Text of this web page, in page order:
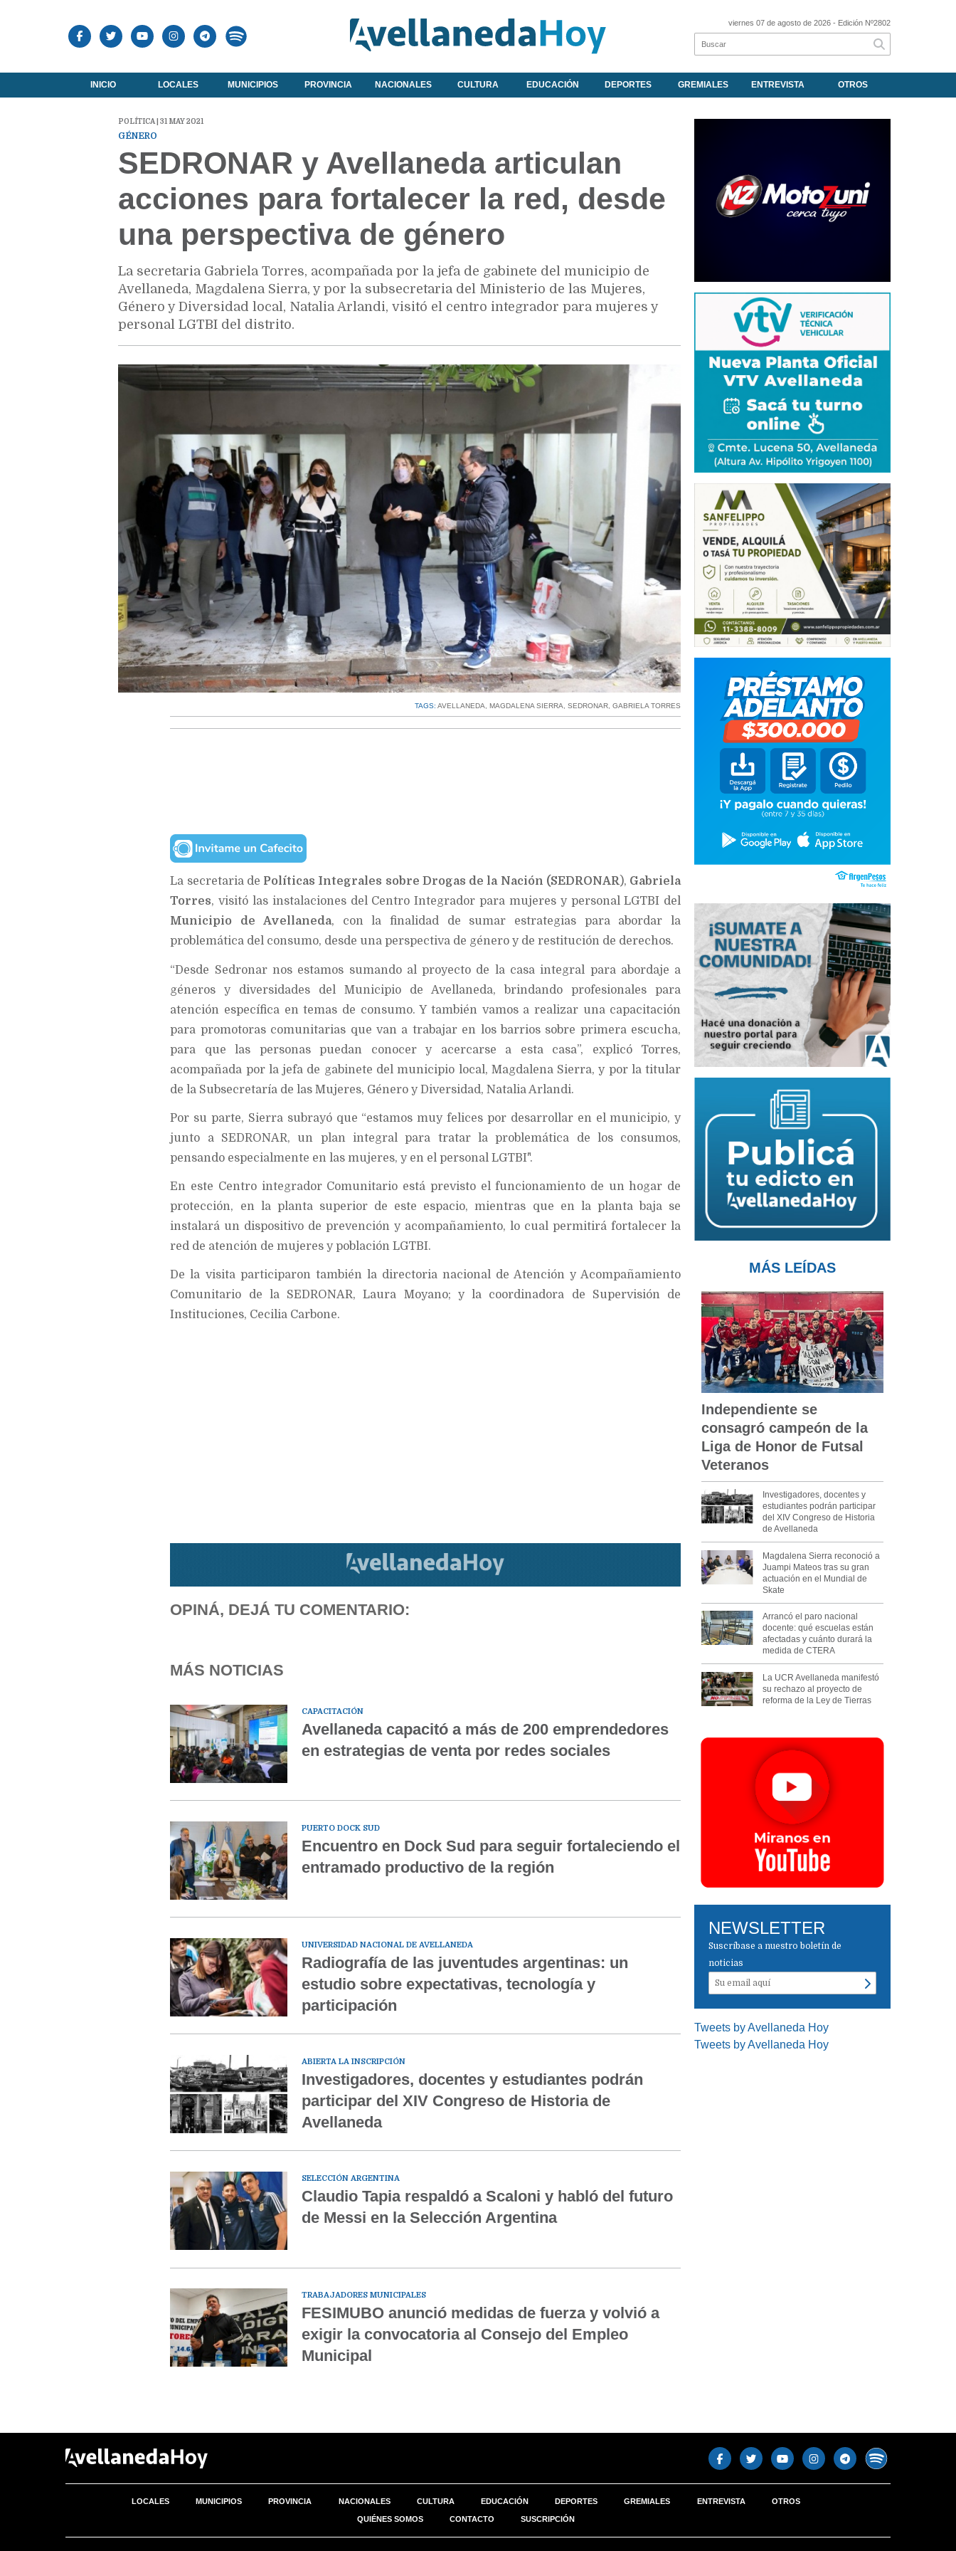
viernes 07 de agosto de 2026 - Edición Nº2802
INICIO LOCALES MUNICIPIOS PROVINCIA NACIONALES CULTURA EDUCACIÓN DEPORTES GREMIALES ENTREVISTA OTROS
POLÍTICA | 31 MAY 2021
GÉNERO
SEDRONAR y Avellaneda articulan
acciones para fortalecer la red, desde
una perspectiva de género
La secretaria Gabriela Torres, acompañada por la jefa de gabinete del municipio de
Avellaneda, Magdalena Sierra, y por la subsecretaria del Ministerio de las Mujeres,
Género y Diversidad local, Natalia Arlandi, visitó el centro integrador para mujeres y
personal LGTBI del distrito.
TAGS:AVELLANEDA ,MAGDALENA SIERRA ,SEDRONAR ,GABRIELA TORRES
La secretaria de Políticas Integrales sobre Drogas de la Nación (SEDRONAR), Gabriela
Torres, visitó las instalaciones del Centro Integrador para mujeres y personal LGTBI del
Municipio de Avellaneda, con la finalidad de sumar estrategias para abordar la
problemática del consumo, desde una perspectiva de género y de restitución de derechos.
“Desde Sedronar nos estamos sumando al proyecto de la casa integral para abordaje a
géneros y diversidades del Municipio de Avellaneda, brindando profesionales para
atención específica en temas de consumo. Y también vamos a realizar una capacitación
para promotoras comunitarias que van a trabajar en los barrios sobre primera escucha,
para que las personas puedan conocer y acercarse a esta casa”, explicó Torres,
acompañada por la jefa de gabinete del municipio local, Magdalena Sierra, y por la titular
de la Subsecretaría de las Mujeres, Género y Diversidad, Natalia Arlandi.
Por su parte, Sierra subrayó que “estamos muy felices por desarrollar en el municipio, y
junto a SEDRONAR, un plan integral para tratar la problemática de los consumos,
pensando especialmente en las mujeres, y en el personal LGTBI".
En este Centro integrador Comunitario está previsto el funcionamiento de un hogar de
protección, en la planta superior de este espacio, mientras que en la planta baja se
instalará un dispositivo de prevención y acompañamiento, lo cual permitirá fortalecer la
red de atención de mujeres y población LGTBI.
De la visita participaron también la directoria nacional de Atención y Acompañamiento
Comunitario de la SEDRONAR, Laura Moyano; y la coordinadora de Supervisión de
Instituciones, Cecilia Carbone.
OPINÁ, DEJÁ TU COMENTARIO:
MÁS NOTICIAS
CAPACITACIÓN
Avellaneda capacitó a más de 200 emprendedores
en estrategias de venta por redes sociales
PUERTO DOCK SUD
Encuentro en Dock Sud para seguir fortaleciendo el
entramado productivo de la región
UNIVERSIDAD NACIONAL DE AVELLANEDA
Radiografía de las juventudes argentinas: un
estudio sobre expectativas, tecnología y
participación
ABIERTA LA INSCRIPCIÓN
Investigadores, docentes y estudiantes podrán
participar del XIV Congreso de Historia de
Avellaneda
SELECCIÓN ARGENTINA
Claudio Tapia respaldó a Scaloni y habló del futuro
de Messi en la Selección Argentina
TRABAJADORES MUNICIPALES
FESIMUBO anunció medidas de fuerza y volvió a
exigir la convocatoria al Consejo del Empleo
Municipal
MÁS LEÍDAS
Independiente se
consagró campeón de la
Liga de Honor de Futsal
Veteranos
Investigadores, docentes y
estudiantes podrán participar
del XIV Congreso de Historia
de Avellaneda
Magdalena Sierra reconoció a
Juampi Mateos tras su gran
actuación en el Mundial de
Skate
Arrancó el paro nacional
docente: qué escuelas están
afectadas y cuánto durará la
medida de CTERA
La UCR Avellaneda manifestó
su rechazo al proyecto de
reforma de la Ley de Tierras
NEWSLETTER
Suscríbase a nuestro boletín de
noticias
Tweets by Avellaneda Hoy
Tweets by Avellaneda Hoy
LOCALES MUNICIPIOS PROVINCIA NACIONALES CULTURA EDUCACIÓN DEPORTES GREMIALES ENTREVISTA OTROS
QUIÉNES SOMOS CONTACTO SUSCRIPCIÓN